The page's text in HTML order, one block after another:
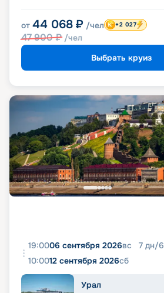
от 44 068 ₽ /чел
47 900₽ /чел
+2 027
Выбрать круиз
19:0006 сентября 2026вс 7 дн/6
10:0012 сентября 2026сб
Урал